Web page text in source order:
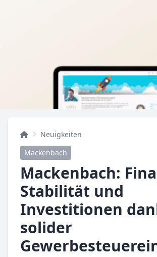
Neuigkeiten
Mackenbach
Mackenbach:
Stabilität und
Investitionen
solider